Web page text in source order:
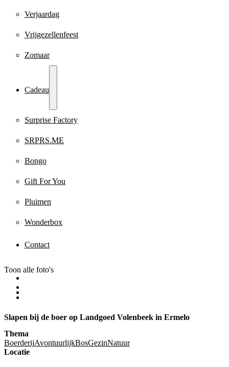
Verjaardag
Vrijgezellenfeest
Zomaar
Cadeau
Surprise Factory
SRPRS.ME
Bongo
Gift For You
Pluimen
Wonderbox
Contact
Toon alle foto's
Slapen bij de boer op Landgoed Volenbeek in Ermelo
Thema
BoerderijAvontuurlijkBosGezinNatuur
Locatie